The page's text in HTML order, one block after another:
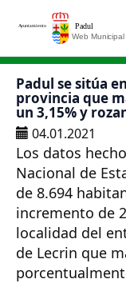
Saltar al contenido
Padul se sitúa
provincia que
un 3,15% y
04.01.2021
Los datos
Nacional de
de 8.694
incremento de
localidad del
de Lecrin que